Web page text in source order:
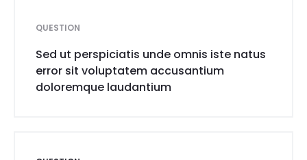
QUESTION
Sed ut perspiciatis unde omnis iste natus
error sit voluptatem accusantium
doloremque laudantium